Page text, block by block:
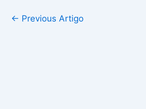
← Previous Artigo